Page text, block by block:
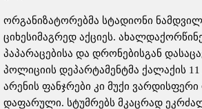
ორგანიზატორებმა სტადიონი
ციხესიმაგრედ აქციეს.
პაპარაცებისა და დრონებისგან
პოლიციის დეპარტამენტმა ქალაქის 11
არენის ფანჯრები კი მუქი
დაფარული. სტუმრებს მკაცრად